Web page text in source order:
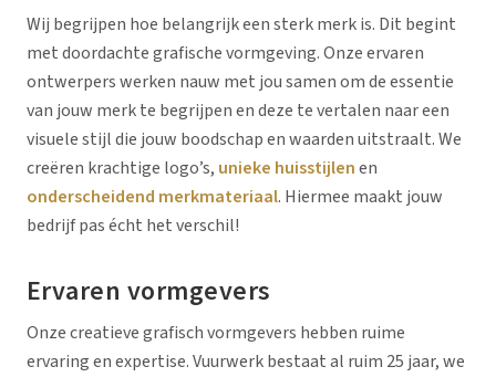
Wij begrijpen hoe belangrijk een sterk merk is. Dit begint
met doordachte grafische vormgeving. Onze ervaren
ontwerpers werken nauw met jou samen om de essentie
van jouw merk te begrijpen en deze te vertalen naar een
visuele stijl die jouw boodschap en waarden uitstraalt. We
creëren krachtige logo’s, unieke huisstijlenen
onderscheidend merkmateriaal. Hiermee maakt jouw
bedrijf pas écht het verschil!
Ervaren vormgevers
Onze creatieve grafisch vormgevers hebben ruime
ervaring en expertise. Vuurwerk bestaat al ruim 25 jaar, we